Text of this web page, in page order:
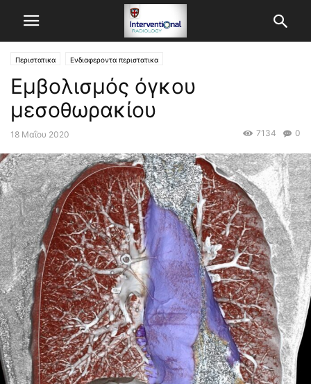
Περιστατικα Ενδιαφεροντα περιστατικα
Εμβολισμός όγκου
μεσοθωρακίου
18 Μαΐου 2020 0
7134